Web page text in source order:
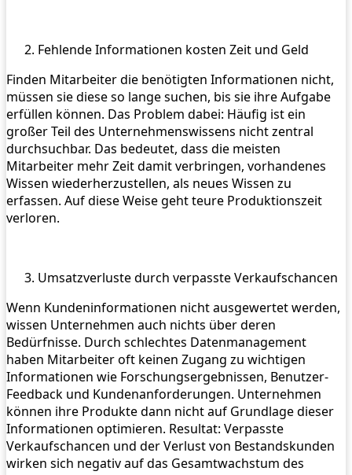
Fehlende Informationen kosten Zeit und Geld
Finden Mitarbeiter die benötigten Informationen nicht,
müssen sie diese so lange suchen, bis sie ihre Aufgabe
erfüllen können. Das Problem dabei: Häufig ist ein
großer Teil des Unternehmenswissens nicht zentral
durchsuchbar. Das bedeutet, dass die meisten
Mitarbeiter mehr Zeit damit verbringen, vorhandenes
Wissen wiederherzustellen, als neues Wissen zu
erfassen. Auf diese Weise geht teure Produktionszeit
verloren.
Umsatzverluste durch verpasste Verkaufschancen
Wenn Kundeninformationen nicht ausgewertet werden,
wissen Unternehmen auch nichts über deren
Bedürfnisse. Durch schlechtes Datenmanagement
haben Mitarbeiter oft keinen Zugang zu wichtigen
Informationen wie Forschungsergebnissen, Benutzer-
Feedback und Kundenanforderungen. Unternehmen
können ihre Produkte dann nicht auf Grundlage dieser
Informationen optimieren. Resultat: Verpasste
Verkaufschancen und der Verlust von Bestandskunden
wirken sich negativ auf das Gesamtwachstum des